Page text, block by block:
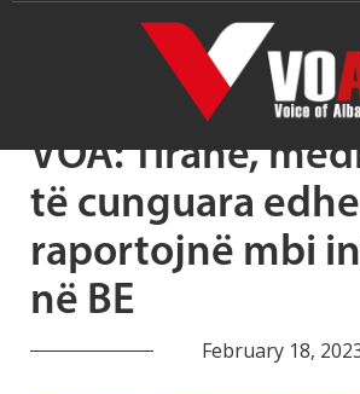
Tag Archive: censurë
VOA: Tiranë,
të cunguara
raportojnë mbi
në BE
February 18,